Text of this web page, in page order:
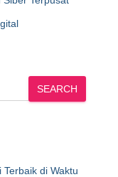
SEARCH
di Waktu